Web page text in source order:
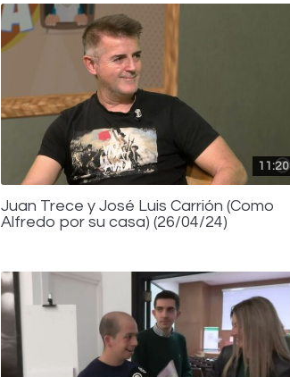
11:20
Juan Trece y José Luis Carrión (Como
Alfredo por su casa) (26/04/24)